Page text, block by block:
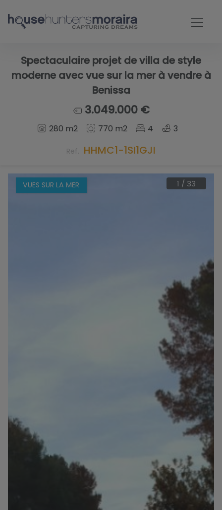
Spectaculaire projet de villa de style
moderne avec vue sur la mer à vendre à
Benissa
3.049.000 €
280 m2 770 m2 4 3
Ref. HHMC1-1SI1GJI
VUES SUR LA MER 1 / 33